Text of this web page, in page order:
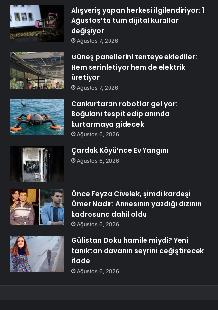
Alışveriş yapan herkesi ilgilendiriyor: 1
Ağustos’ta tüm dijital kurallar
değişiyor
Ağustos 7, 2026
Güneş panellerini tenteye eklediler:
Hem serinletiyor hem de elektrik
üretiyor
Ağustos 7, 2026
Cankurtaran robotlar geliyor:
Boğulanı tespit edip anında
kurtarmaya gidecek
Ağustos 6, 2026
Çardak Köyü’nde Ev Yangını
Ağustos 6, 2026
Önce Feyza Civelek, şimdi kardeşi
Ömer Nadir: Annesinin yazdığı dizinin
kadrosuna dahil oldu
Ağustos 6, 2026
Gülistan Doku hamile miydi? Yeni
tanıktan davanın seyrini değiştirecek
ifade
Ağustos 6, 2026